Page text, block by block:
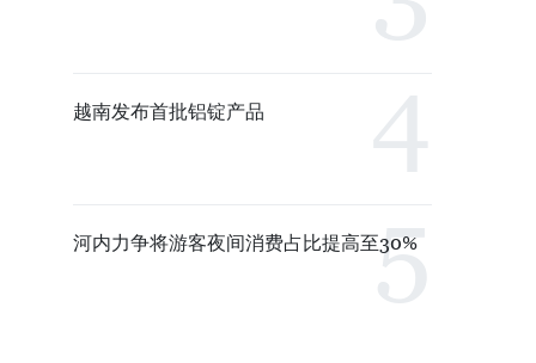
越南发布首批铝锭产品
河内力争将游客夜间消费占比提高至30%